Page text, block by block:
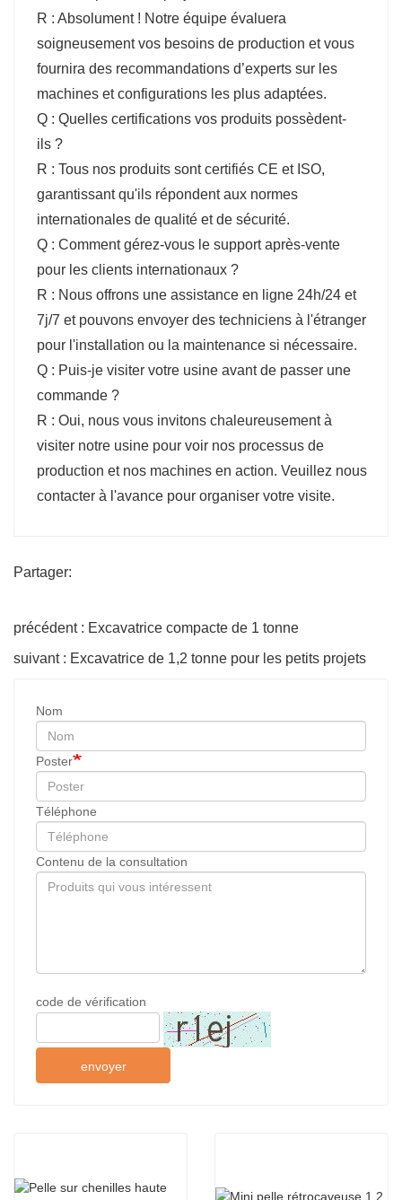
R : Absolument ! Notre équipe évaluera
soigneusement vos besoins de production et vous
fournira des recommandations d’experts sur les
machines et configurations les plus adaptées.
Q : Quelles certifications vos produits possèdent-
ils ?
R : Tous nos produits sont certifiés CE et ISO,
garantissant qu'ils répondent aux normes
internationales de qualité et de sécurité.
Q : Comment gérez-vous le support après-vente
pour les clients internationaux ?
R : Nous offrons une assistance en ligne 24h/24 et
7j/7 et pouvons envoyer des techniciens à l'étranger
pour l'installation ou la maintenance si nécessaire.
Q : Puis-je visiter votre usine avant de passer une
commande ?
R : Oui, nous vous invitons chaleureusement à
visiter notre usine pour voir nos processus de
production et nos machines en action. Veuillez nous
contacter à l'avance pour organiser votre visite.
Partager:
précédent : Excavatrice compacte de 1 tonne
suivant : Excavatrice de 1,2 tonne pour les petits projets
Nom
Poster
Téléphone
Contenu de la consultation
code de vérification
envoyer